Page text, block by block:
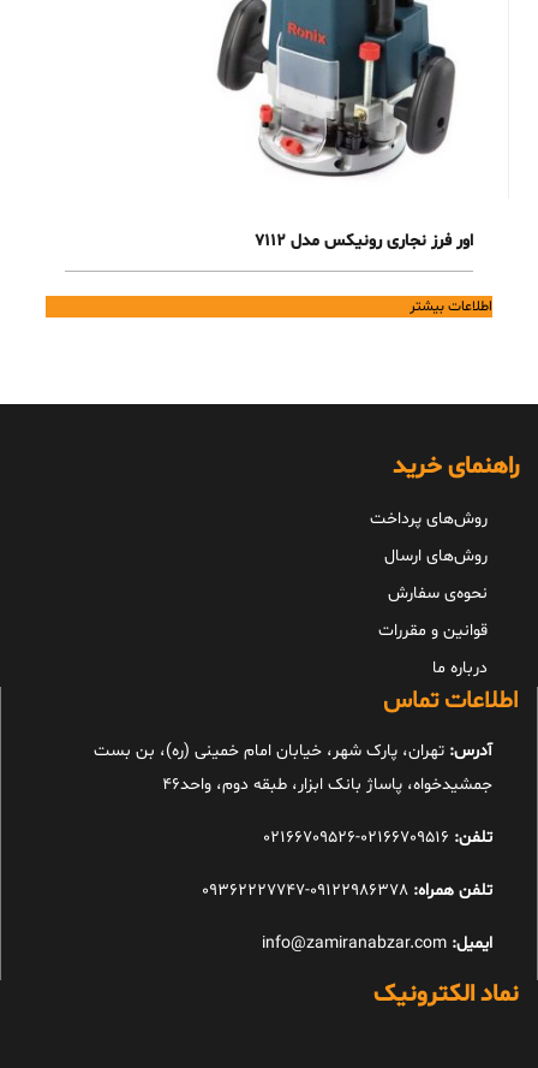
اور فرز نجاری رونیکس مدل 7112
اطلاعات بیشتر
راهنمای خرید
روش‌های پرداخت
روش‌های ارسال
نحوه‌ی سفارش
قوانین و مقررات
درباره ما
اطلاعات تماس
آدرس: تهران، پارک شهر، خیابان امام خمینی (ره)، بن بست
جمشیدخواه، پاساژ بانک ابزار، طبقه دوم، واحد46
تلفن:
تلفن همراه: 09122986378-09362227747
ایمیل:
نماد الکترونیک